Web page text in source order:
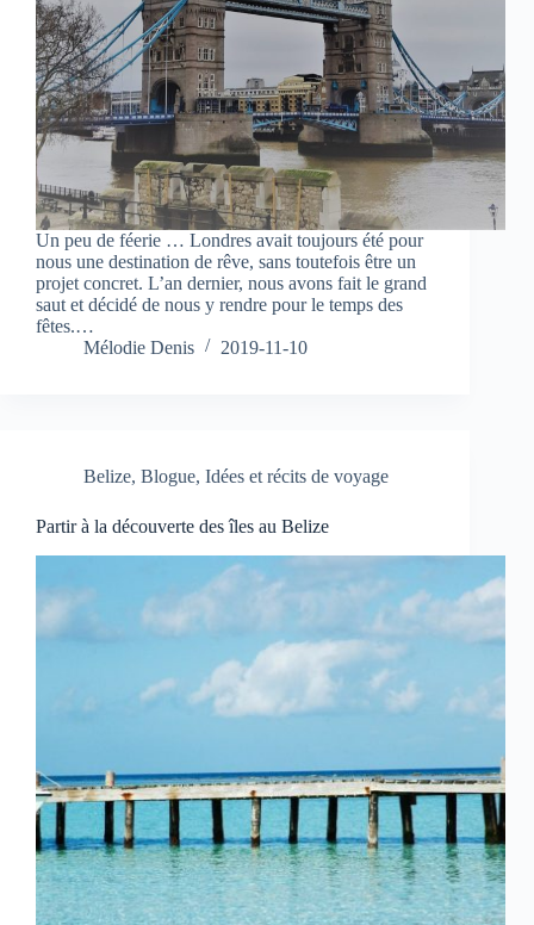
Un peu de féerie … Londres avait toujours été pour
nous une destination de rêve, sans toutefois être un
projet concret. L’an dernier, nous avons fait le grand
saut et décidé de nous y rendre pour le temps des
fêtes.…
Mélodie Denis
2019-11-10
Belize, Blogue, Idées et récits de voyage
Partir à la découverte des îles au Belize